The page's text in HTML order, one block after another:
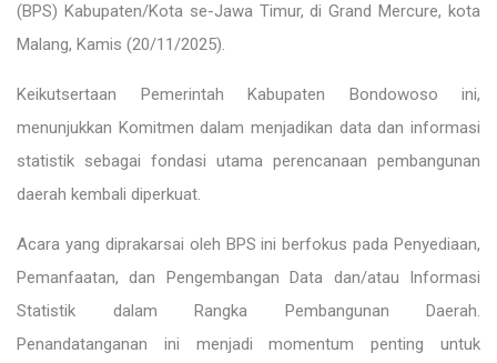
(BPS) Kabupaten/Kota se-Jawa Timur, di Grand Mercure, kota
Malang, Kamis (20/11/2025).
Keikutsertaan Pemerintah Kabupaten Bondowoso ini,
menunjukkan Komitmen dalam menjadikan data dan informasi
statistik sebagai fondasi utama perencanaan pembangunan
daerah kembali diperkuat.
Acara yang diprakarsai oleh BPS ini berfokus pada Penyediaan,
Pemanfaatan, dan Pengembangan Data dan/atau Informasi
Statistik dalam Rangka Pembangunan Daerah.
Penandatanganan ini menjadi momentum penting untuk